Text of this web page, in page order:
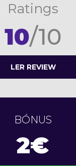
Ratings
10/10
LER REVIEW
BÓNUS
2€